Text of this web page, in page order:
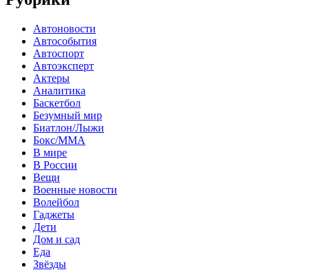
Автоновости
Автособытия
Автоспорт
Автоэксперт
Актеры
Аналитика
Баскетбол
Безумный мир
Биатлон/Лыжи
Бокс/MMA
В мире
В России
Вещи
Военные новости
Волейбол
Гаджеты
Дети
Дом и сад
Еда
Звёзды